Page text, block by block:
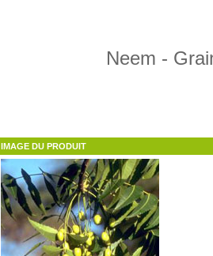
Neem -
IMAGE DU PRODUIT